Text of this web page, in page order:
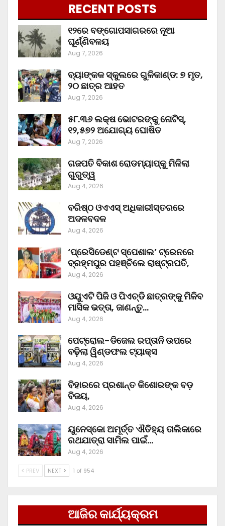
RECENT POSTS
୧୨ରେ ବଙ୍ଗୋପସାଗରରେ ନୂଆ
ଘୂର୍ଣ୍ଣିବଳୟ
Aug 7, 2026
ବ୍ୟାଙ୍କକ ସ୍କୁଲରେ ଗୁଳିକାଣ୍ଡ: ୭ ମୃତ,
୨୦ ଛାତ୍ର ଆହତ
Aug 7, 2026
୫୮.୩୬ ଲକ୍ଷ ଭୋଟରଙ୍କୁ ନୋଟିସ୍‌,
୧୨,୫୭୨ ଅଯୋଗ୍ୟ ଘୋଷିତ
Aug 7, 2026
ଗଜପତି ବିକାଶ ରୋଡମ୍ୟାପ୍‌କୁ ମିଳିଲା
ଗୁରୁତ୍ୱ
Aug 4, 2026
ବରିଷ୍ଠ ଓଏଏସ୍‌ ଅଧିକାରୀସ୍ତରରେ
ଅଦଳବଦଳ
Aug 4, 2026
‘ପ୍ରେସିଡେଣ୍ଟ ସ୍ପେଶାଲ’ ଟ୍ରେନରେ
ବ୍ରହ୍ମପୁର ପହଞ୍ଚିଲେ ରାଷ୍ଟ୍ରପତି,
Aug 4, 2026
ଓୟୁଏଟି ପିଜି ଓ ପିଏଚ୍‌ଡି ଛାତ୍ରଙ୍କୁ ମିଳିବ
ମାସିକ ଭତ୍ତା, ଜାଣନ୍ତୁ…
Aug 4, 2026
ପେଟ୍ରୋଲ-ଡିଜେଲ ରପ୍ତାନି ଉପରେ
ବଢ଼ିଲା ୱିଣ୍ଡଫଲ ଟ୍ୟାକ୍ସ
Aug 4, 2026
ବିହାରରେ ପ୍ରଶାନ୍ତ କିଶୋରଙ୍କ ବଡ଼
ବିଜୟ,
Aug 4, 2026
ୟୁନେସ୍କୋ ଅମୂର୍ତ୍ତ ଐତିହ୍ୟ ତାଲିକାରେ
ରଥଯାତ୍ରା ସାମିଲ ପାଇଁ…
Aug 4, 2026
PREV NEXT 1 of 954
ଆଜିର କାର୍ଯ୍ୟକ୍ରମ